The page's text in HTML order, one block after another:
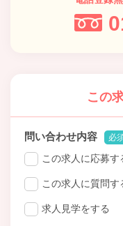
この
問い合わせ内容 必
この求人に応募す
この求人に質問す
求人見学をする